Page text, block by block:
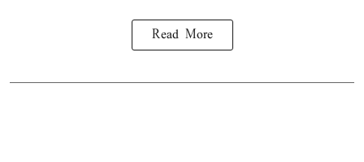
Read More